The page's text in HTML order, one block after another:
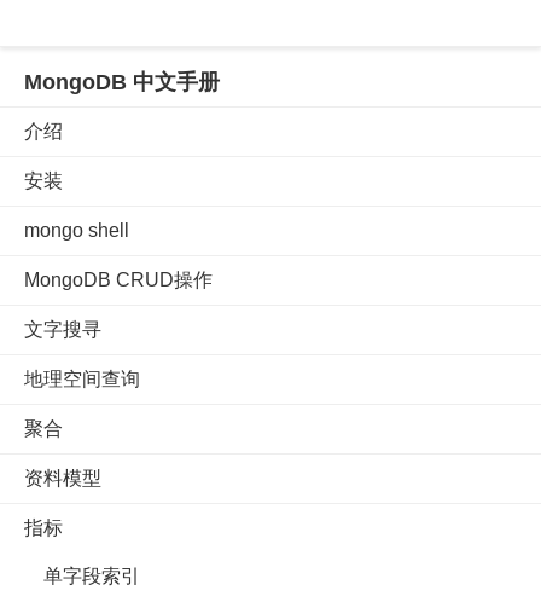
MongoDB 中文手册
介绍
安装
mongo shell
MongoDB CRUD操作
文字搜寻
地理空间查询
聚合
资料模型
指标
单字段索引